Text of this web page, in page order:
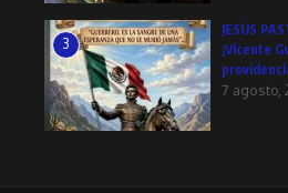
3
JESÚS
¡Vicente
7 agosto,